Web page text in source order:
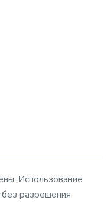
Использование
разрешения